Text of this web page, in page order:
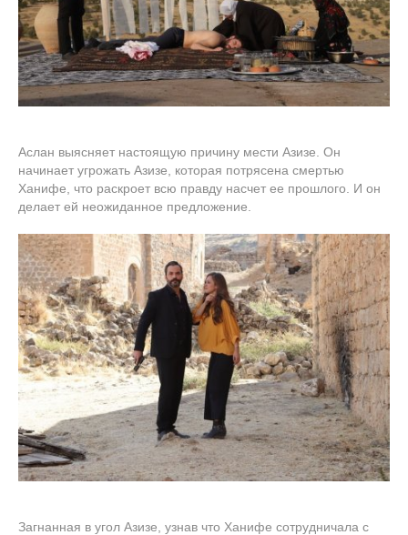
Аслан выясняет настоящую причину мести Азизе. Он
начинает угрожать Азизе, которая потрясена смертью
Ханифе, что раскроет всю правду насчет ее прошлого. И он
делает ей неожиданное предложение.
Загнанная в угол Азизе, узнав что Ханифе сотрудничала с